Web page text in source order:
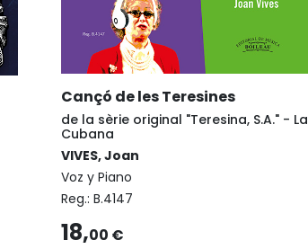
Cançó de les Teresines
de la sèrie original "Teresina, S.A." - La
Cubana
VIVES, Joan
Voz y Piano
Reg.: B.4147
18,00 €